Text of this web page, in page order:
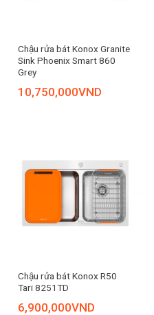
Chậu rửa bát Konox Granite
Sink Phoenix Smart 860
Grey
10,750,000VND
Chậu rửa bát Konox R50
Tari 8251TD
6,900,000VND